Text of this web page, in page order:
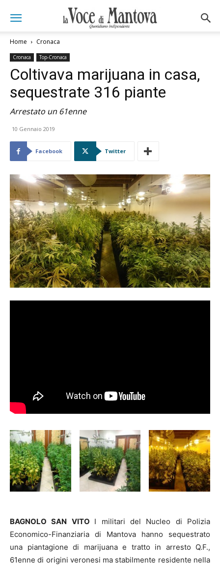
Home Cronaca
Cronaca Top-Cronaca
Coltivava marijuana in casa,
sequestrate 316 piante
Arrestato un 61enne
10 Gennaio 2019
Facebook Twitter
BAGNOLO SAN VITO I militari del Nucleo di Polizia
Economico-Finanziaria di Mantova hanno sequestrato
una piantagione di marijuana e tratto in arresto Q.F.,
61enne di origini veronesi ma stabilmente residente nella